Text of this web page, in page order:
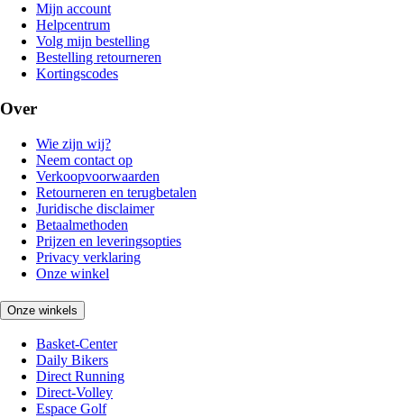
Mijn account
Helpcentrum
Volg mijn bestelling
Bestelling retourneren
Kortingscodes
Over
Wie zijn wij?
Neem contact op
Verkoopvoorwaarden
Retourneren en terugbetalen
Juridische disclaimer
Betaalmethoden
Prijzen en leveringsopties
Privacy verklaring
Onze winkel
Onze winkels
Basket-Center
Daily Bikers
Direct Running
Direct-Volley
Espace Golf